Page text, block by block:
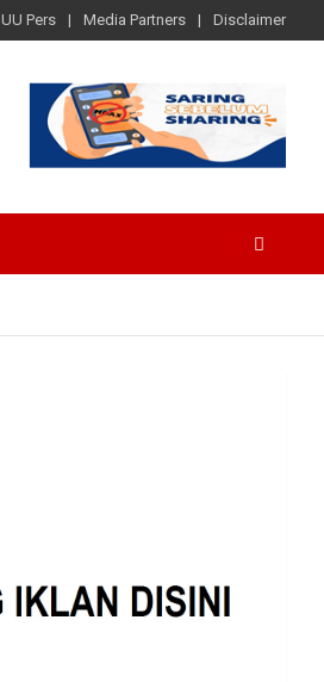
UU Pers Media Partners Disclaimer